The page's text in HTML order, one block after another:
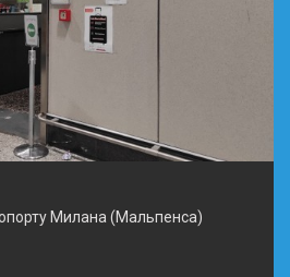
Милана (Мальпенса)